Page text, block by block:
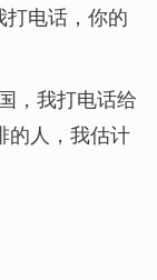
打电话，你的
，我打电话给
的人，我估计